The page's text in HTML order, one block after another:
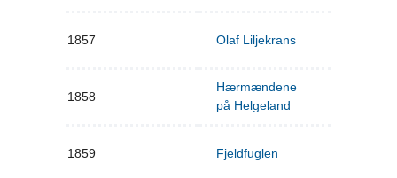
1857 Olaf Liljekrans
1858
Hærmændene
på Helgeland
1859 Fjeldfuglen